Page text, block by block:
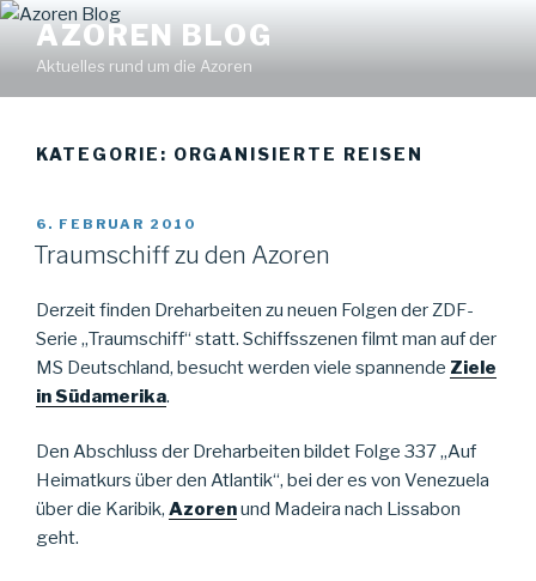
Zum
Inhalt
springen
AZOREN BLOG
Aktuelles rund um die Azoren
KATEGORIE: ORGANISIERTE REISEN
VERÖFFENTLICHT
AM
6. FEBRUAR 2010
Traumschiff zu den Azoren
Derzeit finden Dreharbeiten zu neuen Folgen der ZDF-
Serie „Traumschiff“ statt. Schiffsszenen filmt man auf der
MS Deutschland, besucht werden viele spannende Ziele
in Südamerika.
Den Abschluss der Dreharbeiten bildet Folge 337 „Auf
Heimatkurs über den Atlantik“, bei der es von Venezuela
über die Karibik, Azorenund Madeira nach Lissabon
geht.